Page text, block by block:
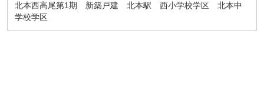
北本西高尾第1期 新築戸建 北本駅 西小学校学区 北本中
学校学区